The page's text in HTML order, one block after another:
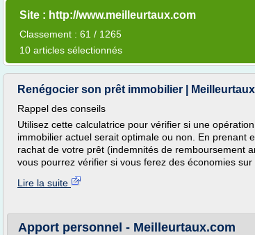
Site : http://www.meilleurtaux.com
Classement : 61 / 1265
10 articles sélectionnés
Renégocier son prêt immobilier |
Rappel des conseils
Utilisez cette calculatrice pour vérifier si une
immobilier actuel serait optimale ou non. En prenant
rachat de votre prêt (indemnités de remboursement
vous pourrez vérifier si vous ferez des économies sur
Lire la suite
Apport personnel - Meilleurtaux.com